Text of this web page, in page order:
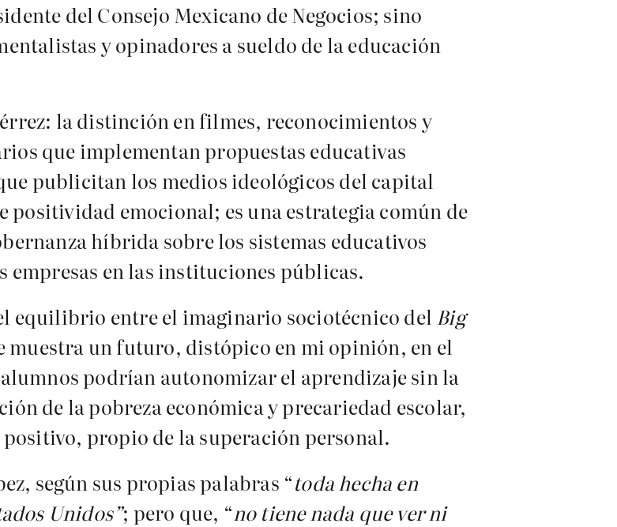
del Consejo Mexicano de Negocios; sino
y opinadores a sueldo de la educación
la distinción en filmes, reconocimientos y
que implementan propuestas educativas
publicitan los medios ideológicos del capital
positividad emocional; es una estrategia común de
híbrida sobre los sistemas educativos
empresas en las instituciones públicas.
equilibrio entre el imaginario sociotécnico del Big
muestra un futuro, distópico en mi opinión, en el
podrían autonomizar el aprendizaje sin la
de la pobreza económica y precariedad escolar,
propio de la superación personal.
según sus propias palabras “toda hecha en
Unidos”; pero que, “no tiene nada que ver ni